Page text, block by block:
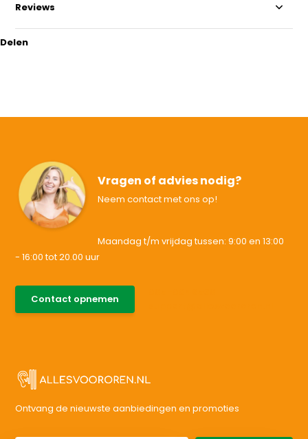
Reviews
Delen
Vragen of advies nodig?
Neem contact met ons op!
Maandag t/m vrijdag tussen: 9:00 en 13:00
- 16:00 tot 20.00 uur
Contact opnemen
Ontvang de nieuwste aanbiedingen en promoties